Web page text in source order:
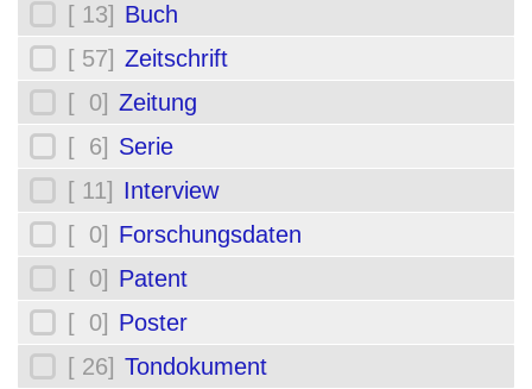
[ 13] Buch
[ 57] Zeitschrift
[ 0] Zeitung
[ 6] Serie
[ 11] Interview
[ 0] Forschungsdaten
[ 0] Patent
[ 0] Poster
[ 26] Tondokument